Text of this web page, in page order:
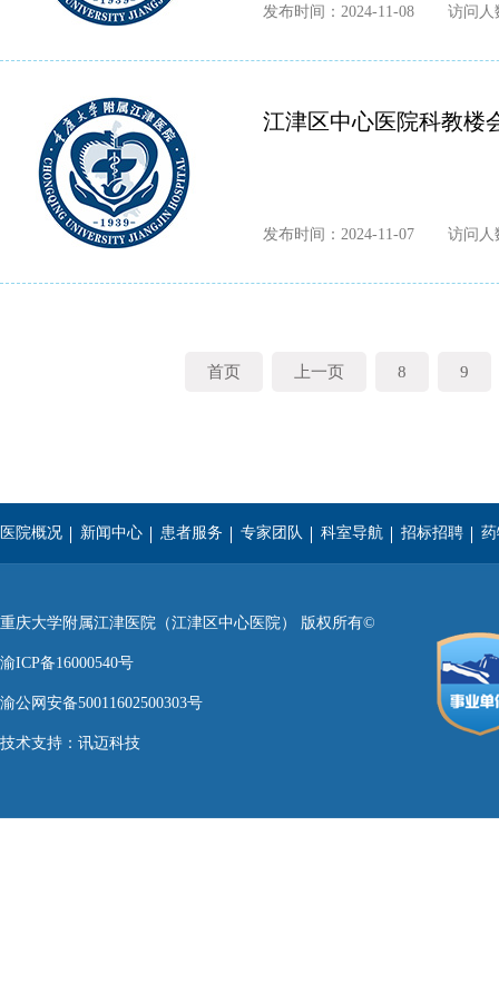
发布时间：2024-11-08 访问人
江津区中心医院科教楼
发布时间：2024-11-07 访问人
首页 上一页 8 9
医院概况 新闻中心 患者服务 专家团队 科室导航 招标招聘
重庆大学附属江津医院（江津区中心医院） 版权所有©
渝ICP备16000540号
渝公网安备50011602500303号
技术支持： 讯迈科技